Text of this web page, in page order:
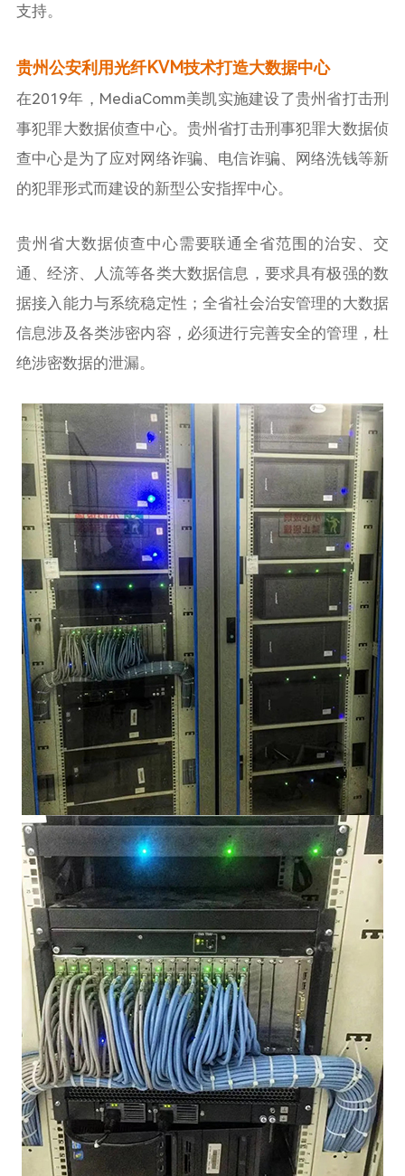
支持。
贵州公安利用光纤KVM技术打造大数据中心
在2019年，MediaComm美凯实施建设了贵州省打击刑
事犯罪大数据侦查中心。贵州省打击刑事犯罪大数据侦
查中心是为了应对网络诈骗、电信诈骗、网络洗钱等新
的犯罪形式而建设的新型公安指挥中心。
贵州省大数据侦查中心需要联通全省范围的治安、交
通、经济、人流等各类大数据信息，要求具有极强的数
据接入能力与系统稳定性；全省社会治安管理的大数据
信息涉及各类涉密内容，必须进行完善安全的管理，杜
绝涉密数据的泄漏。